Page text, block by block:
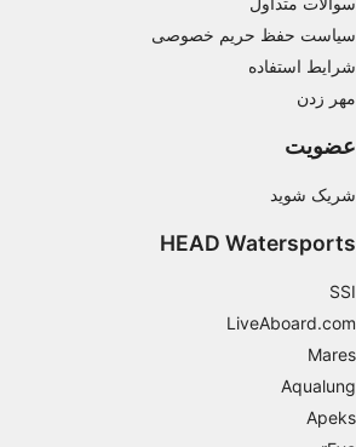
سیاست حفظ حریم خصوصی
شرایط استفاده
مهر زدن
عضویت
شریک شوید
HEAD Watersports
SSI
LiveAboard.com
Mares
Aqualung
Apeks